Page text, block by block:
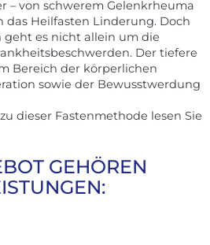
– von schwerem Gelenkrheuma
das Heilfasten Linderung. Doch
geht es nicht allein um die
Der tiefere
Bereich der körperlichen
sowie der Bewusstwerdung
dieser Fastenmethode lesen Sie
GEHÖREN